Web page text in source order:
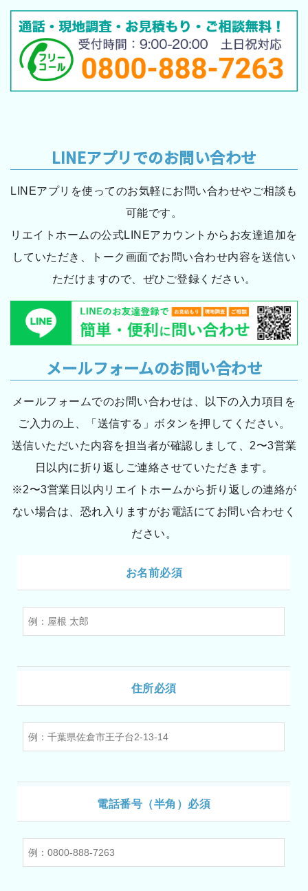
LINEアプリでのお問い合わせ
LINEアプリを使ってのお気軽にお問い合わせやご相談も
可能です。
リエイトホームの公式LINEアカウントからお友達追加を
していただき、トーク画面でお問い合わせ内容を送信い
ただけますので、ぜひご登録ください。
メールフォームのお問い合わせ
メールフォームでのお問い合わせは、以下の入力項目を
ご入力の上、「送信する」ボタンを押してください。
送信いただいた内容を担当者が確認しまして、2〜3営業
日以内に折り返しご連絡させていただきます。
※2〜3営業日以内リエイトホームから折り返しの連絡が
ない場合は、恐れ入りますがお電話にてお問い合わせく
ださい。
お名前必須
住所必須
電話番号（半角）必須